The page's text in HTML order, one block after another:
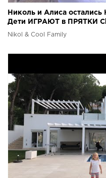
Николь и Алиса
Дети ИГРАЮТ в ПРЯТКИ
Nikol & Cool Family